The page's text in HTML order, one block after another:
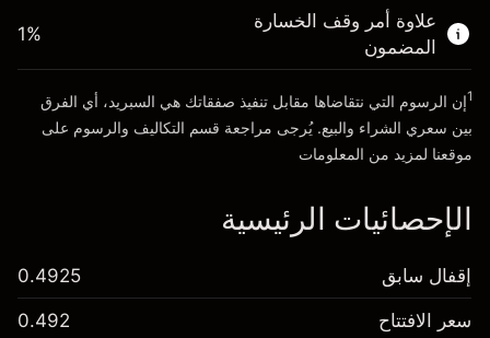
الذهاب إلى المنصة
المال من الرافعة المالية ~
علاوة أمر وقف الخسارة
المضمون
1%
1إن الرسوم التي نتقاضاها مقابل تنفيذ صفقاتك هي السبريد، أي الفرق
بين سعري الشراء والبيع. يُرجى مراجعة قسم التكاليف والرسوم على
موقعنا لمزيد من المعلومات
الإحصائيات الرئيسية
إقفال سابق 0.4925
سعر الافتتاح 0.492